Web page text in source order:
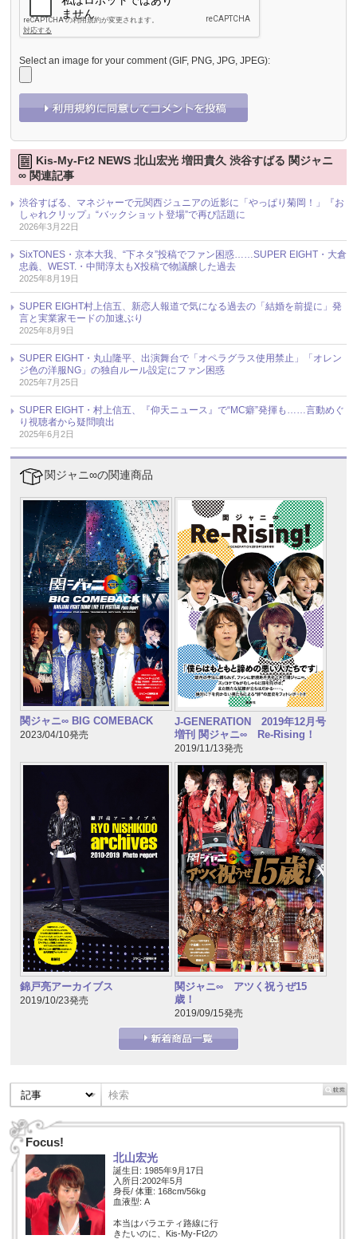
Select an image for your comment (GIF, PNG, JPG, JPEG):
Kis-My-Ft2 NEWS 北山宏光 増田貴久 渋谷すばる 関ジャニ
∞ 関連記事
渋谷すばる、マネジャーで元関西ジュニアの近影に「やっぱり菊岡！」『お
しゃれクリップ』“バックショット登場”で再び話題に
2026年3月22日
SixTONES・京本大我、“下ネタ”投稿でファン困惑……SUPER EIGHT・大倉
忠義、WEST.・中間淳太もX投稿で物議醸した過去
2025年8月19日
SUPER EIGHT村上信五、新恋人報道で気になる過去の「結婚を前提に」発
言と実業家モードの加速ぶり
2025年8月9日
SUPER EIGHT・丸山隆平、出演舞台で「オペラグラス使用禁止」「オレン
ジ色の洋服NG」の独自ルール設定にファン困惑
2025年7月25日
SUPER EIGHT・村上信五、『仰天ニュース』で“MC癖”発揮も……言動めぐ
り視聴者から疑問噴出
2025年6月2日
関ジャニ∞の関連商品
関ジャニ∞ BIG COMEBACK
2023/04/10発売
J-GENERATION 2019年12月号
増刊 関ジャニ∞ Re-Rising！
2019/11/13発売
錦戸亮アーカイブス
2019/10/23発売
関ジャニ∞ アツく祝うぜ15
歳！
2019/09/15発売
Focus!
北山宏光
誕生日: 1985年9月17日
入所日:2002年5月
身長/ 体重: 168cm/56kg
血液型: A
本当はバラエティ路線に行
きたいのに、Kis-My-Ft2の